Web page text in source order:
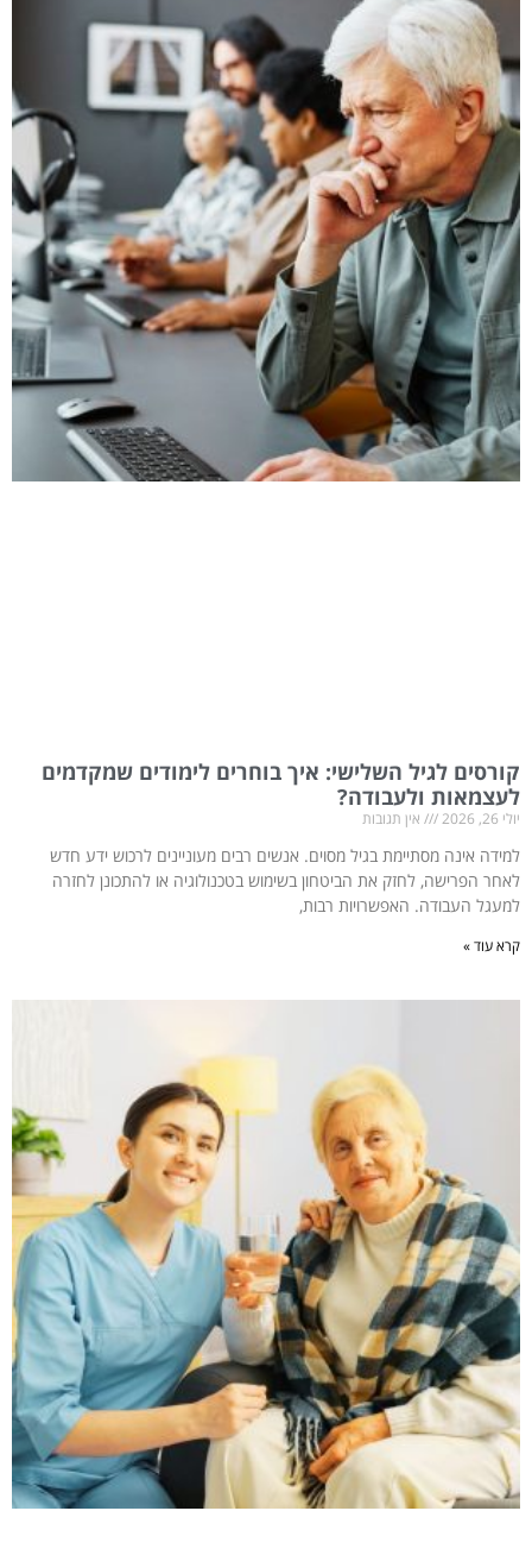
קורסים לגיל השלישי: איך בוחרים לימודים שמקדמים
לעצמאות ולעבודה?
יולי 26, 2026 אין תגובות
למידה אינה מסתיימת בגיל מסוים. אנשים רבים מעוניינים לרכוש ידע חדש
לאחר הפרישה, לחזק את הביטחון בשימוש בטכנולוגיה או להתכונן לחזרה
למעגל העבודה. האפשרויות רבות,
קרא עוד »